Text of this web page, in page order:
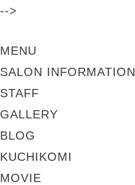
-->
MENU
SALON INFORMATION
STAFF
GALLERY
BLOG
KUCHIKOMI
MOVIE